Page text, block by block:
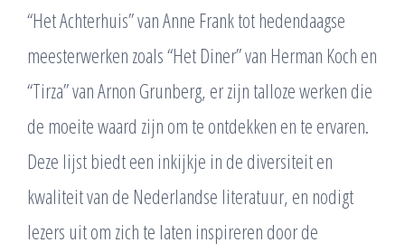
“Het Achterhuis” van Anne Frank tot hedendaagse
meesterwerken zoals “Het Diner” van Herman Koch en
“Tirza” van Arnon Grunberg, er zijn talloze werken die
de moeite waard zijn om te ontdekken en te ervaren.
Deze lijst biedt een inkijkje in de diversiteit en
kwaliteit van de Nederlandse literatuur, en nodigt
lezers uit om zich te laten inspireren door de